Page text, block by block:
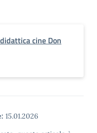
cine Don
15.01.2026